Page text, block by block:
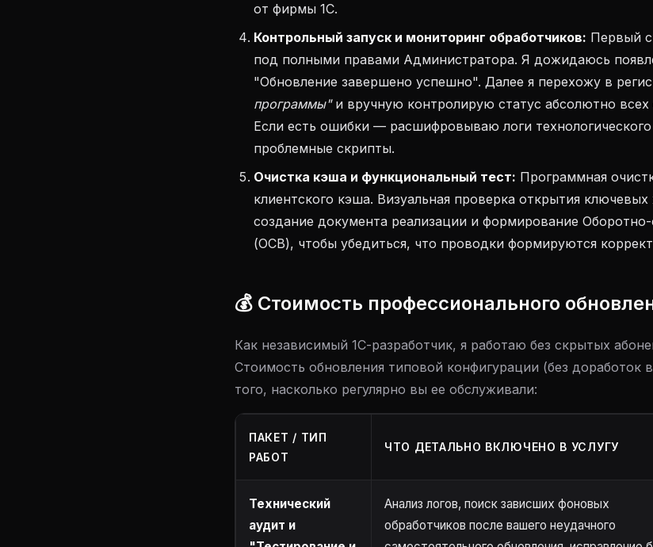
от фирмы 1С.
Контрольный запуск и мониторинг обработчиков: Первый
под полными правами Администратора. Я дожидаюсь
"Обновление завершено успешно". Далее я перехожу в
программы"и вручную контролирую статус абсолютно
Если есть ошибки — расшифровываю логи
проблемные скрипты.
Очистка кэша и функциональный тест: Программная
клиентского кэша. Визуальная проверка открытия
создание документа реализации и формирование
(ОСВ), чтобы убедиться, что проводки формируются
💰 Стоимость профессионального
Как независимый 1С-разработчик, я работаю без скрытых
Стоимость обновления типовой конфигурации (без доработок
того, насколько регулярно вы ее обслуживали:
ПАКЕТ / ТИП
РАБОТ
ЧТО ДЕТАЛЬНО ВКЛЮЧЕНО В УСЛУГУ
Технический
аудит и
Анализ логов, поиск зависших фоновых
обработчиков после вашего неудачного